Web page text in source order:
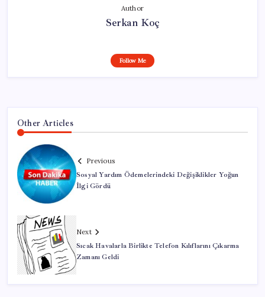
Author
Serkan Koç
Follow Me
Other Articles
Previous
Sosyal Yardım Ödemelerindeki Değişiklikler Yoğun
İlgi Gördü
Next
Sıcak Havalarla Birlikte Telefon Kılıflarını Çıkarma
Zamanı Geldi